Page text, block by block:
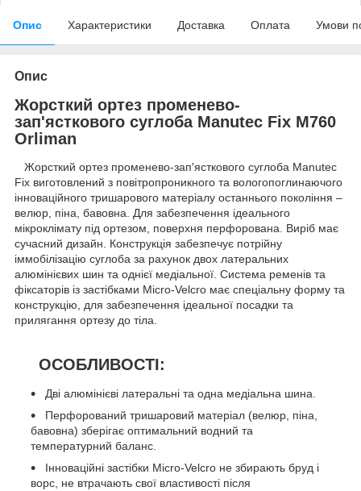
Опис Характеристики Доставка Оплата Умови
Опис
Жорсткий ортез променево-
зап'ясткового суглоба Manutec Fix M760
Orliman
Жорсткий ортез променево-зап'ясткового суглоба Manutec
Fix виготовлений з повітропроникного та вологопоглинаючого
інноваційного тришарового матеріалу останнього покоління –
велюр, піна, бавовна. Для забезпечення ідеального
мікроклімату під ортезом, поверхня перфорована. Виріб має
сучасний дизайн. Конструкція забезпечує потрійну
іммобілізацію суглоба за рахунок двох латеральних
алюмінієвих шин та однієї медіальної. Система ременів та
фіксаторів із застібками Micro-Velcro має спеціальну форму та
конструкцію, для забезпечення ідеальної посадки та
прилягання ортезу до тіла.
ОСОБЛИВОСТІ:
Дві алюмінієві латеральні та одна медіальна шина.
Перфорований тришаровий матеріал (велюр, піна,
бавовна) зберігає оптимальний водний та
температурний баланс.
Інноваційні застібки Miсro-Velcro не збирають бруд і
ворс, не втрачають свої властивості після